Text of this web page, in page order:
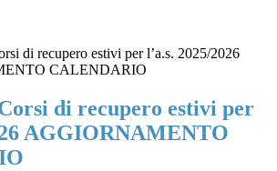
di recupero estivi per l’a.s. 2025/2026
CALENDARIO
di recupero estivi per
AGGIORNAMENTO